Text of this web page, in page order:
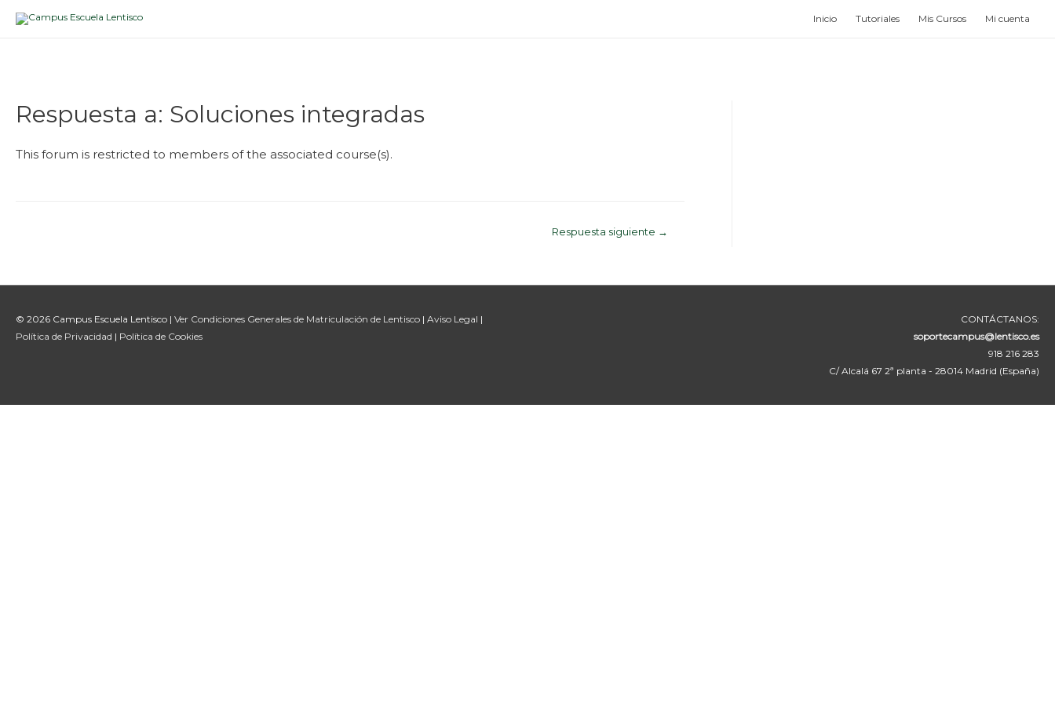
Inicio Tutoriales Mis Cursos Mi cuenta
Respuesta a: Soluciones integradas
This forum is restricted to members of the associated course(s).
entradas
Respuesta siguiente →
© 2026 Campus Escuela Lentisco | Ver Condiciones Generales de Matriculación de Lentisco | Aviso Legal |
Política de Privacidad | Política de Cookies
CONTÁCTANOS:
soportecampus@lentisco.es
918 216 283
C/ Alcalá 67 2ª planta - 28014 Madrid (España)